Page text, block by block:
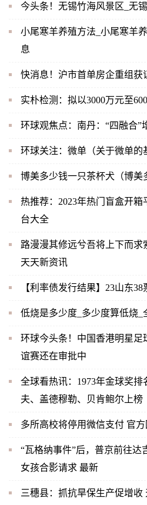
今头条！无锡竹海风景区_无
小尾寒羊养殖方法_小尾寒羊
息
快消息！沪市首单房企重组获
实朴检测：拟以3000万元至
环球观焦点：南丹：“四融合”
环球关注：微单（关于微单的
博美多少钱一只茶杯犬（博美
热推荐：2023年热门盲盒开
台大全
路漫漫其修远兮吾将上下而求
天天新资讯
【利率债发行结果】23山东
低烧是多少度_多少度算低烧_
环球今头条！中国香港明星足
谊赛还在审批中
全球看热讯：1973年金球奖
夫、盖德穆勒、贝肯鲍尔上榜
多所高校将停用微信支付 官
“瓦格纳事件”后，普京前往达
女孩合影请求 最新
三穗县：抓抗旱保生产促增收